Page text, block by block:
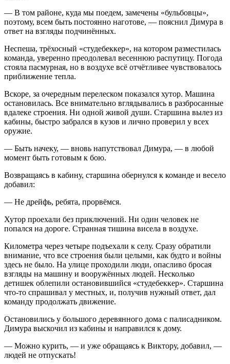
— В том районе, куда мы поедем, замечены «бульбовцы»,
поэтому, всем быть постоянно наготове, — пояснил Димура в
ответ на взгляды подчинённых.
Неспеша, трёхосный «студебеккер», на котором разместилась
команда, уверенно преодолевал весеннюю распутицу. Погода
стояла пасмурная, но в воздухе всё отчётливее чувствовалось
приближение тепла.
Вскоре, за очередным перелеском показался хутор. Машина
остановилась. Все внимательно вглядывались в разбросанные
вдалеке строения. Ни одной живой души. Старшина вылез из
кабины, быстро забрался в кузов и лично проверил у всех
оружие.
— Быть начеку, — вновь напутствовал Димура, — в любой
момент быть готовым к бою.
Возвращаясь в кабину, старшина обернулся к команде и весело
добавил:
— Не дрейфь, ребята, прорвёмся.
Хутор проехали без приключений. Ни один человек не
попался на дороге. Странная тишина висела в воздухе.
Километра через четыре подъехали к селу. Сразу обратили
внимание, что все строения были целыми, как будто и войны
здесь не было. На улице проходили люди, опасливо бросая
взгляды на машину и вооружённых людей. Несколько
детишек облепили остановившийся «студебеккер». Старшина
что-то спрашивал у местных, и, получив нужный ответ, дал
команду продолжать движение.
Остановились у большого деревянного дома с палисадником.
Димура выскочил из кабины и направился к дому.
— Можно курить, — и уже обращаясь к Виктору, добавил, —
людей не отпускать!